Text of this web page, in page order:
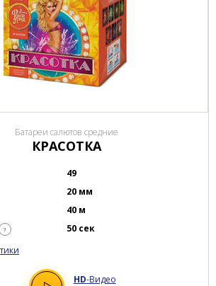
Батареи салютов средние
КРАСОТКА
49
20 мм
40 м
?
50 сек
HD-Видео